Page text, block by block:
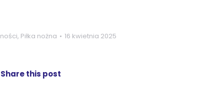
, Piłka nożna 16 kwietnia 2025
Share this post